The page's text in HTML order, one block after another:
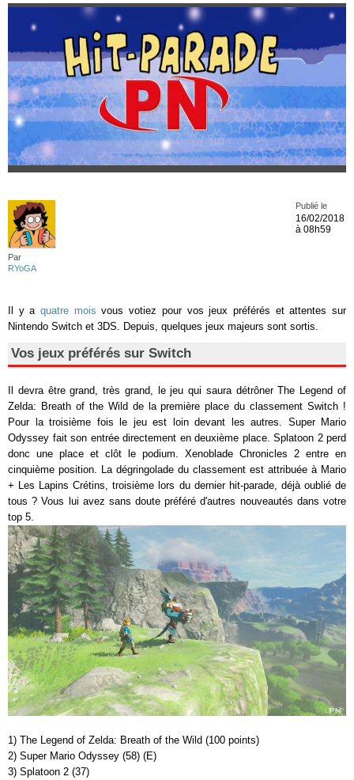
Par
RYoGA
Publié le
16/02/2018
à 08h59
Il y aquatre mois vous votiez pour vos jeux préférés et attentes sur
Nintendo Switch et 3DS. Depuis, quelques jeux majeurs sont sortis.
Vos jeux préférés sur Switch
Il devra être grand, très grand, le jeu qui saura détrôner The Legend of
Zelda: Breath of the Wild de la première place du classement Switch !
Pour la troisième fois le jeu est loin devant les autres. Super Mario
Odyssey fait son entrée directement en deuxième place. Splatoon 2 perd
donc une place et clôt le podium. Xenoblade Chronicles 2 entre en
cinquième position. La dégringolade du classement est attribuée à Mario
+ Les Lapins Crétins, troisième lors du dernier hit-parade, déjà oublié de
tous ? Vous lui avez sans doute préféré d'autres nouveautés dans votre
top 5.
1) The Legend of Zelda: Breath of the Wild (100 points)
2) Super Mario Odyssey (58) (E)
3) Splatoon 2 (37)